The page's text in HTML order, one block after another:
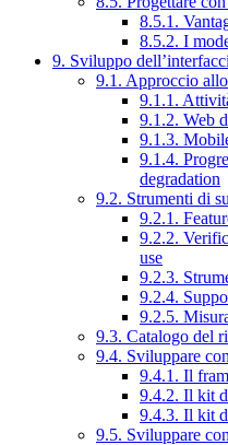
8.5.1.
8.5.2. I
9. Sviluppo
9.1. Approccio
9.1.1.
9.1.2. Web
9.1.3.
9.1.4.
degradation
9.2. Strumenti di
9.2.1.
9.2.2.
use
9.2.3.
9.2.4.
9.2.5.
9.3. Catalogo del
9.4. Sviluppare
9.4.1. Il
9.4.2. Il kit
9.4.3. Il kit
9.5. Sviluppare